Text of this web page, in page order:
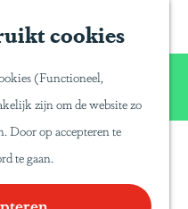
cookies
(Functioneel,
zijn om de website zo
Door op accepteren te
te gaan.
k
Amerika laten
zelf doen!
classics